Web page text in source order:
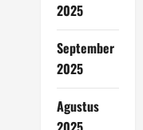
2025
September
2025
Agustus